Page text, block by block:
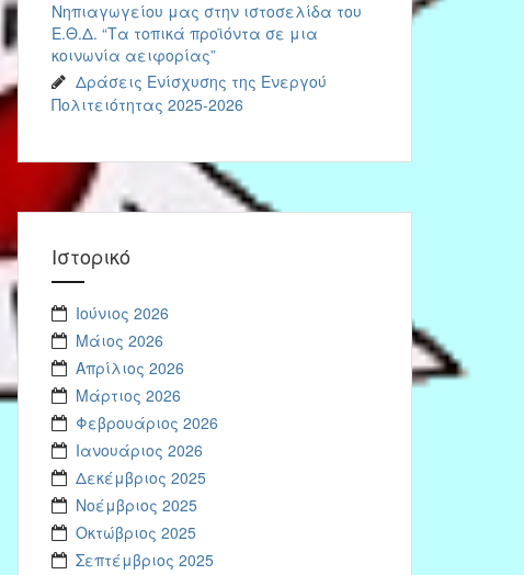
Νηπιαγωγείου μας στην ιστοσελίδα του
Ε.Θ.Δ. “Τα τοπικά προϊόντα σε μια
κοινωνία αειφορίας”
Δράσεις Ενίσχυσης της Ενεργού
Πολιτειότητας 2025-2026
Ιστορικό
Ιούνιος 2026
Μάιος 2026
Απρίλιος 2026
Μάρτιος 2026
Φεβρουάριος 2026
Ιανουάριος 2026
Δεκέμβριος 2025
Νοέμβριος 2025
Οκτώβριος 2025
Σεπτέμβριος 2025